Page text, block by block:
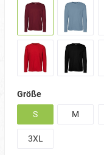
Größe
S
M
3XL